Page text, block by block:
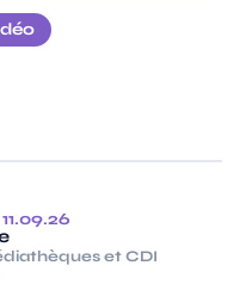
et CDI